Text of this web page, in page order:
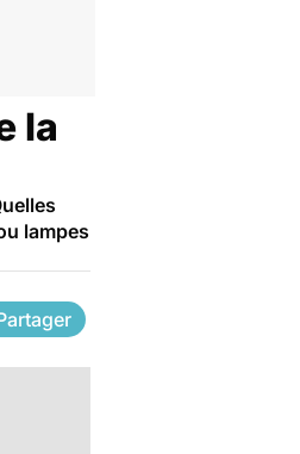
la
lampes